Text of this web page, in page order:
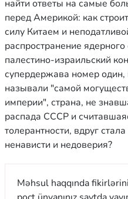
найти ответы на самые
перед Америкой: как
силу Китаем и
распространение
палестино-израильский
супердержава номер
называли "самой
империи", страна, не
распада СССР и
толерантности, вдруг
ненависти и недоверия?
Məhsul haqqında